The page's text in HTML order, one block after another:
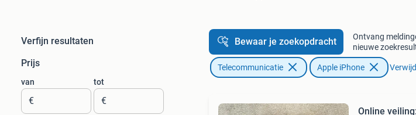
Verfijn resultaten
Prijs
van
€
tot
€
Bewaar je zoekopdracht
Ontvang
nieuwe
Telecommunicatie Apple iPhone
Online